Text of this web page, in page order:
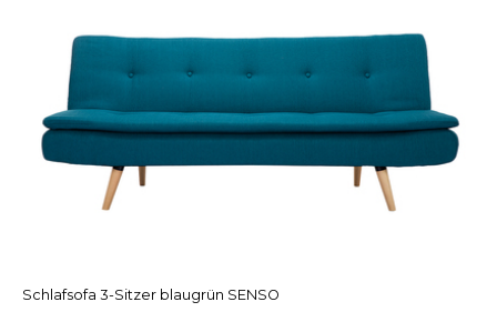
Schlafsofa 3-Sitzer blaugrün SENSO